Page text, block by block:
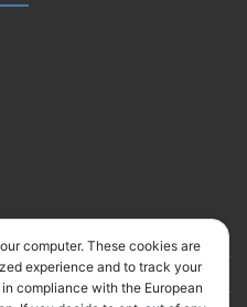
computer. These cookies are
experience and to track your
compliance with the European